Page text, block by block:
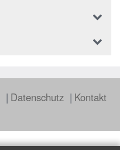
Datenschutz
Kontakt